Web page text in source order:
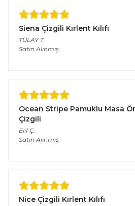
Siena Çizgili Kırlent Kılıfı
TÜLAY T.
Satın Alınmış
Ocean Stripe Pamuklu Masa
Çizgili
Elif Ç.
Satın Alınmış
Nice Çizgili Kırlent Kılıfı